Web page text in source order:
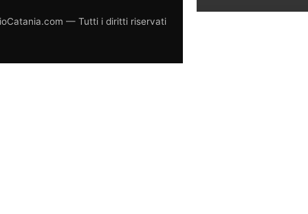
— Tutti i diritti riservati